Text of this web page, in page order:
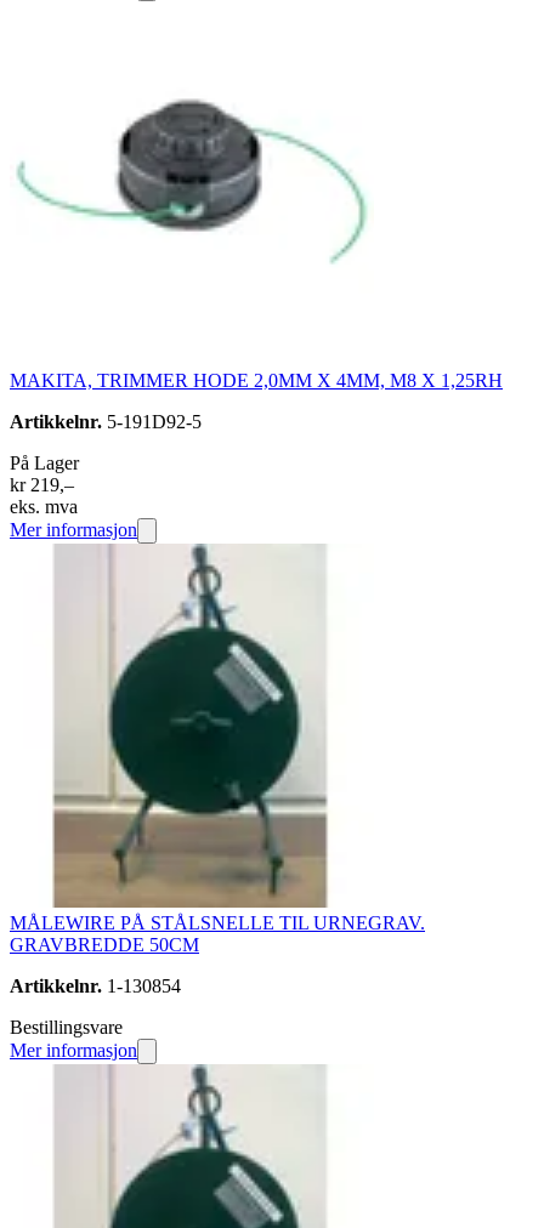
MAKITA, TRIMMER HODE 2,0MM X 4MM, M8 X 1,25RH
Artikkelnr. 5-191D92-5
På Lager
kr 219,–
eks. mva
Mer informasjon
MÅLEWIRE PÅ STÅLSNELLE TIL URNEGRAV.
GRAVBREDDE 50CM
Artikkelnr. 1-130854
Bestillingsvare
Mer informasjon